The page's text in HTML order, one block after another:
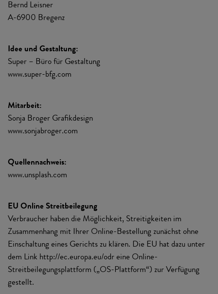
Bernd Leisner
A-6900 Bregenz
Idee und Gestaltung:
Super – Büro für Gestaltung
www.super-bfg.com
Mitarbeit:
Sonja Broger Grafikdesign
www.sonjabroger.com
Quellennachweis:
www.unsplash.com
EU Online Streitbeilegung
Verbraucher haben die Möglichkeit, Streitigkeiten im
Zusammenhang mit Ihrer Online-Bestellung zunächst ohne
Einschaltung eines Gerichts zu klären. Die EU hat dazu unter
dem Link http://ec.europa.eu/odreine Online-
Streitbeilegungsplattform („OS-Plattform“) zur Verfügung
gestellt.